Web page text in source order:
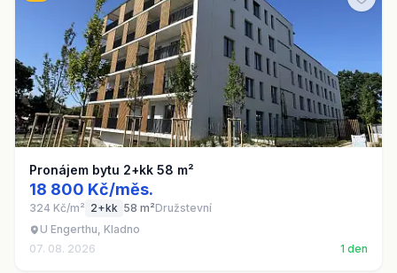
Pronájem bytu 2+kk 58 m²
18 800 Kč/měs.
324 Kč/m² 2+kk 58 m²Družstevní
U Engerthu, Kladno
07. 08. 2026
1 den